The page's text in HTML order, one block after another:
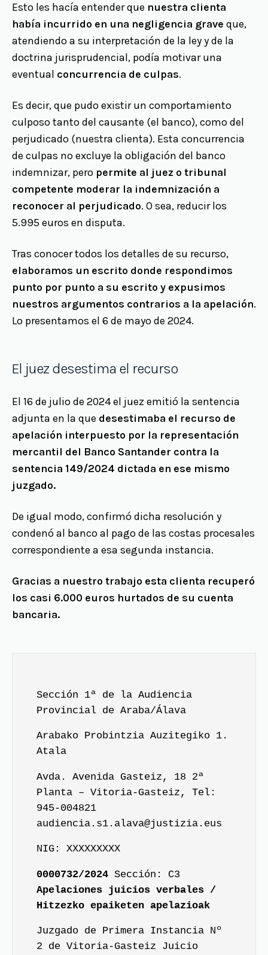
Esto les hacía entender que nuestra clienta
había incurrido en una negligencia grave que,
atendiendo a su interpretación de la ley y de la
doctrina jurisprudencial, podía motivar una
eventual concurrencia de culpas.
Es decir, que pudo existir un comportamiento
culposo tanto del causante (el banco), como del
perjudicado (nuestra clienta). Esta concurrencia
de culpas no excluye la obligación del banco
indemnizar, pero permite al juez o tribunal
competente moderar la indemnización a
reconocer al perjudicado. O sea, reducir los
5.995 euros en disputa.
Tras conocer todos los detalles de su recurso,
elaboramos un escrito donde respondimos
punto por punto a su escrito y expusimos
nuestros argumentos contrarios a la apelación.
Lo presentamos el 6 de mayo de 2024.
El juez desestima el recurso
El 16 de julio de 2024 el juez emitió la sentencia
adjunta en la que desestimaba el recurso de
apelación interpuesto por la representación
mercantil del Banco Santander contra la
sentencia 149/2024 dictada en ese mismo
juzgado.
De igual modo, confirmó dicha resolución y
condenó al banco al pago de las costas procesales
correspondiente a esa segunda instancia.
Gracias a nuestro trabajo esta clienta recuperó
los casi 6.000 euros hurtados de su cuenta
bancaria.
Sección 1ª de la Audiencia
Provincial de Araba/Álava
Arabako Probintzia Auzitegiko 1.
Atala
Avda. Avenida Gasteiz, 18 2ª
Planta – Vitoria-Gasteiz, Tel:
945-004821
audiencia.s1.alava@justizia.eus
NIG: XXXXXXXXX
0000732/2024 Sección: C3
Apelaciones juicios verbales /
Hitzezko epaiketen apelazioak
Juzgado de Primera Instancia Nº
2 de Vitoria-Gasteiz Juicio